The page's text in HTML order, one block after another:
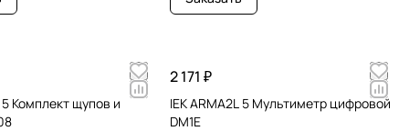
5 Комплект щупов и
2 171 ₽
IEK ARMA2L 5 Мультиметр цифровой
DM1E